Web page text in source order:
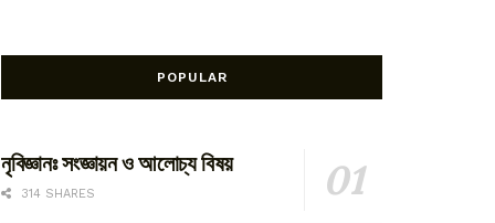
POPULAR
নৃবিজ্ঞানঃ সংজ্ঞায়ন ও আলোচ্য বিষয়
314 SHARES